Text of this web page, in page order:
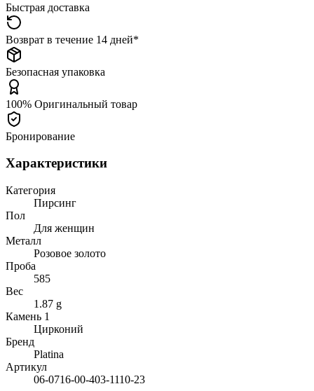
Быстрая доставка
Возврат в течение 14 дней*
Безопасная упаковка
100% Оригинальный товар
Бронирование
Характеристики
Категория
Пирсинг
Пол
Для женщин
Металл
Розовое золото
Проба
585
Вес
1.87 g
Камень 1
Цирконий
Бренд
Platina
Артикул
06-0716-00-403-1110-23